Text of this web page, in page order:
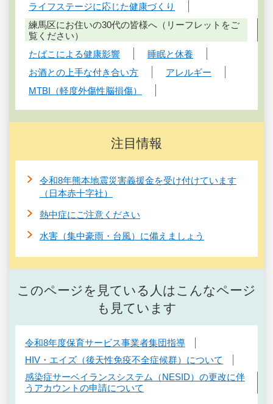
ライフステージに応じた健康づくり
練馬区にお住いの30代の皆様へ（リーフレットをご
覧ください）
たばこによる健康影響
睡眠と休養
お酒との上手な付き合い方
アレルギー
MTBI（軽度外傷性脳損傷）
注目情報
令和8年熊本地震災害義援金を受け付けています
（日本赤十字社）
熱中症にご注意ください
水害（集中豪雨・台風）に備えましょう
このページを見ている人はこんなページ
も見ています
令和8年度保育サービス事業者集団指導
HIV・エイズ（後天性免疫不全症候群）について
感染症サーベイランスシステム（NESID）の更改に伴
うアカウントの申請について